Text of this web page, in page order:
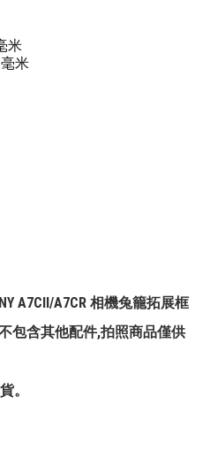
米
米
A7CII/A7CR 相機兔籠拓展框
包含其他配件,拍照商品僅供
。